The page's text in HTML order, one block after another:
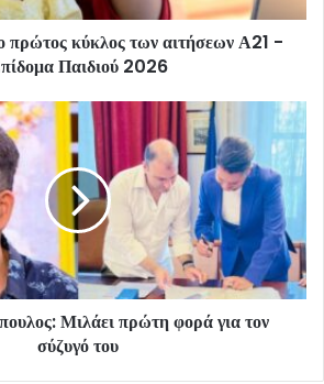
κύκλος των αιτήσεων Α21 -
Παιδιού 2026
Μιλάει πρώτη φορά για τον
σύζυγό του